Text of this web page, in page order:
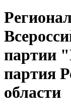
партии
партия
области